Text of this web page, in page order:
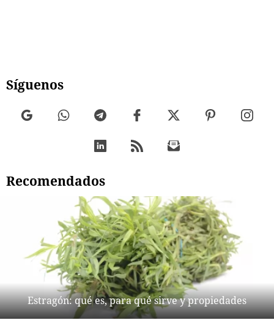
Síguenos
Recomendados
Estragón: qué es, para qué sirve y propiedades